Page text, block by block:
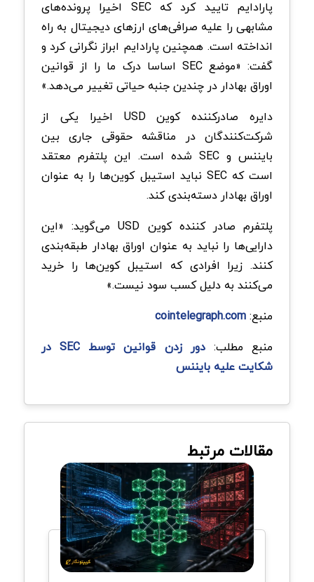
پارادایم تایید کرد که SEC اخیرا پرونده‌های
مشابهی را علیه صرافی‌های ارزهای دیجیتال به راه
انداخته است. همچنین پارادایم ابراز نگرانی کرد و
گفت: «موضع SEC اساسا درک ما را از قوانین
اوراق بهادار در چندین جنبه حیاتی تغییر می‌دهد.»
دایره صادرکننده کوین USD اخیرا یکی از
شرکت‌کنندگان در مناقشه حقوقی جاری بین
بایننس و SEC شده است. این پلتفرم معتقد
است که SEC نباید استیبل کوین‌ها را به عنوان
اوراق بهادار دسته‌بندی کند.
پلتفرم صادر کننده کوین USD می‌گوید: «این
دارایی‌ها را نباید به عنوان اوراق بهادار طبقه‌بندی
کنند. زیرا افرادی که استیبل کوین‌ها را خرید
می‌کنند به دلیل کسب سود نیست.»
منبع:cointelegraph.com
منبع مطلب:
دور زدن قوانین توسط SEC در
شکایت علیه بایننس
مقالات مرتبط